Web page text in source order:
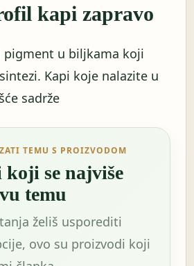
kapi zapravo
pigment u biljkama koji
Kapi koje nalazite u
sadrže
TEMU S PROIZVODOM
koji se najviše
temu
želiš usporediti
ovo su proizvodi koji